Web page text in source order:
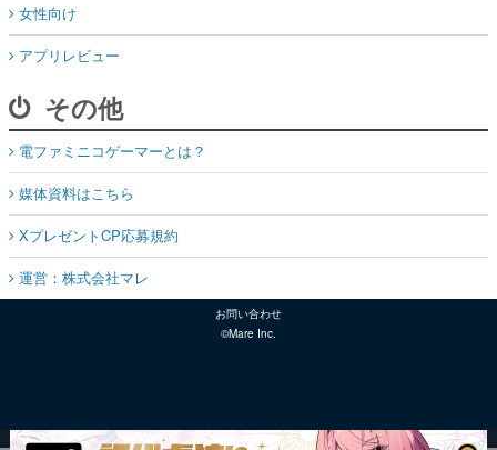
女性向け
アプリレビュー
その他
電ファミニコゲーマーとは？
媒体資料はこちら
XプレゼントCP応募規約
運営：株式会社マレ
お問い合わせ
©Mare Inc.